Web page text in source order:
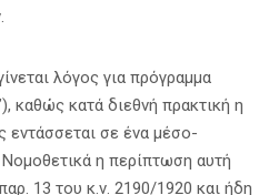
λόγος για πρόγραμμα
καθώς κατά διεθνή πρακτική η
εντάσσεται σε ένα μέσο-
η περίπτωση αυτή
13 του κ.ν. 2190/1920 και ήδη